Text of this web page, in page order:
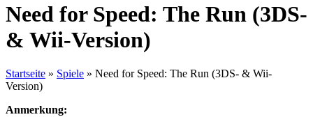
Need for Speed: The Run (3DS-
& Wii-Version)
Startseite » Spiele » Need for Speed: The Run (3DS- & Wii-
Version)
Anmerkung: